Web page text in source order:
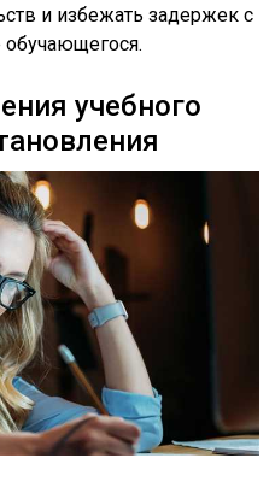
и избежать задержек с
обучающегося.
учебного